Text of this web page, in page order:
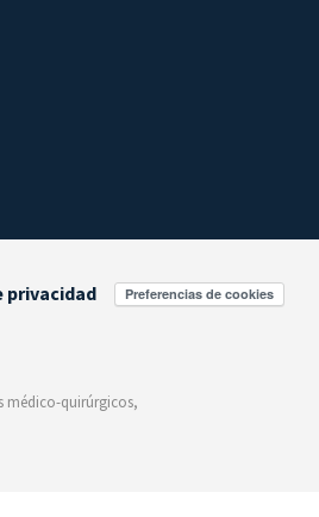
privacidad Preferencias de cookies
médico-quirúrgicos,